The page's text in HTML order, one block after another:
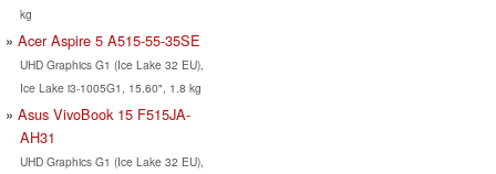
kg
Acer Aspire 5 A515-55-35SE
UHD Graphics G1 (Ice Lake 32 EU),
Ice Lake i3-1005G1, 15.60", 1.8 kg
Asus VivoBook 15 F515JA-
AH31
UHD Graphics G1 (Ice Lake 32 EU),